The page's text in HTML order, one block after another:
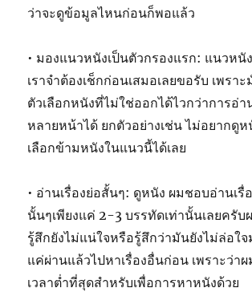
ว่าจะดูข้อมูลไหนก่อนก็พอแล้ว
• มองแนวหนังเป็นตัวกรองแรก: แนวหนั
เราจำต้องเช็กก่อนเสมอเลยขอรับ เพรา
ตัวเลือกหนังที่ไม่ใช่ออกได้ไวกว่าการอ่า
หลายหน้าได้ ยกตัวอย่างเช่น ไม่อยากดู
เลือกข้ามหนังในแนวนี้ได้เลย
• อ่านเรื่องย่อสั้นๆ: ดูหนัง ผมชอบอ่านเรื่
นั้นๆเพียงแค่ 2-3 บรรทัดเท่านั้นเลยครับ
รู้สึกยังไม่แน่ใจหรือรู้สึกว่ามันยังไม่ล่อใ
แค่ผ่านแล้วไปหาเรื่องอื่นก่อน เพราะว่าผ
เวลาต่ำที่สุดสำหรับเพื่อการหาหนังด้วย